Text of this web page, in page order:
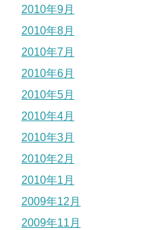
2010年9月
2010年8月
2010年7月
2010年6月
2010年5月
2010年4月
2010年3月
2010年2月
2010年1月
2009年12月
2009年11月